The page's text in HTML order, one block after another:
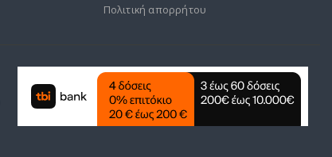
Πολιτική απορρήτου